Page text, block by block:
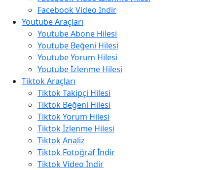
Facebook Video İndir
Youtube Araçları
Youtube Abone Hilesi
Youtube Beğeni Hilesi
Youtube Yorum Hilesi
Youtube İzlenme Hilesi
Tiktok Araçları
Tiktok Takipçi Hilesi
Tiktok Beğeni Hilesi
Tiktok Yorum Hilesi
Tiktok İzlenme Hilesi
Tiktok Analiz
Tiktok Fotoğraf İndir
Tiktok Video İndir